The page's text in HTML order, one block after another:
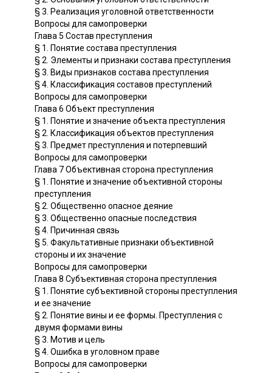
§ 3. Реализация уголовной ответственности
Вопросы для самопроверки
Глава 5 Состав преступления
§ 1. Понятие состава преступления
§ 2. Элементы и признаки состава преступления
§ 3. Виды признаков состава преступления
§ 4. Классификация составов преступлений
Вопросы для самопроверки
Глава 6 Объект преступления
§ 1. Понятие и значение объекта преступления
§ 2. Классификация объектов преступления
§ 3. Предмет преступления и потерпевший
Вопросы для самопроверки
Глава 7 Объективная сторона преступления
§ 1. Понятие и значение объективной стороны
преступления
§ 2. Общественно опасное деяние
§ 3. Общественно опасные последствия
§ 4. Причинная связь
§ 5. Факультативные признаки объективной
стороны и их значение
Вопросы для самопроверки
Глава 8 Субъективная сторона преступления
§ 1. Понятие субъективной стороны преступления
и ее значение
§ 2. Понятие вины и ее формы. Преступления с
двумя формами вины
§ 3. Мотив и цель
§ 4. Ошибка в уголовном праве
Вопросы для самопроверки